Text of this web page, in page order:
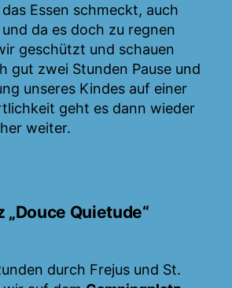
Essen schmeckt, auch
da es doch zu regnen
geschützt und schauen
gut zwei Stunden Pause und
unseres Kindes auf einer
geht es dann wieder
weiter.
Quietude“
durch Frejus und St.